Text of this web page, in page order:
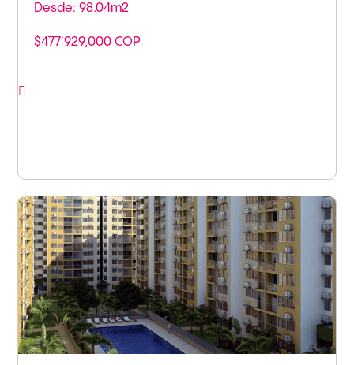
Desde: 98.04m2
$477'929,000 COP